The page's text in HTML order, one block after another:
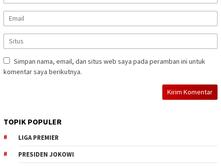
Simpan nama, email, dan situs web saya pada peramban ini untuk
komentar saya berikutnya.
TOPIK POPULER
LIGA PREMIER
PRESIDEN JOKOWI